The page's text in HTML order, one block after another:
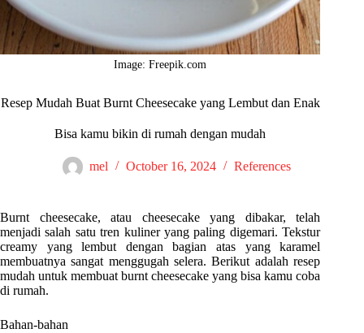
Image: Freepik.com
Resep Mudah Buat Burnt Cheesecake yang Lembut dan Enak
Bisa kamu bikin di rumah dengan mudah
mel October 16, 2024 References
Burnt cheesecake, atau cheesecake yang dibakar, telah
menjadi salah satu tren kuliner yang paling digemari. Tekstur
creamy yang lembut dengan bagian atas yang karamel
membuatnya sangat menggugah selera. Berikut adalah resep
mudah untuk membuat burnt cheesecake yang bisa kamu coba
di rumah.
Bahan-bahan